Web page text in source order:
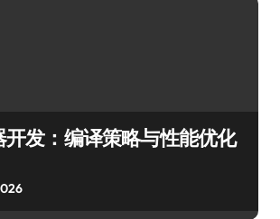
开发：编译策略与性能优化